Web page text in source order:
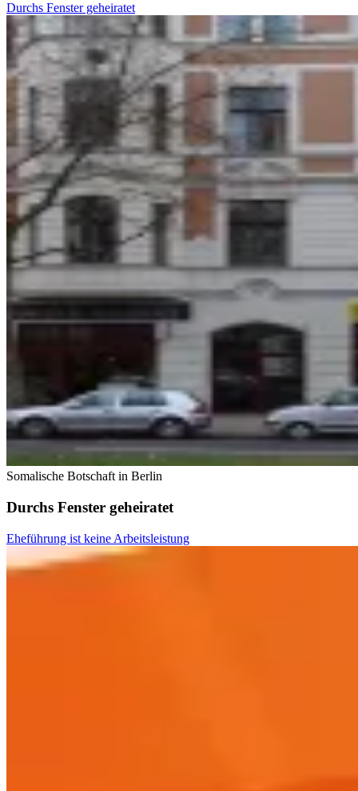
Durchs Fenster geheiratet
Somalische Botschaft in Berlin
Durchs Fenster geheiratet
Eheführung ist keine Arbeitsleistung